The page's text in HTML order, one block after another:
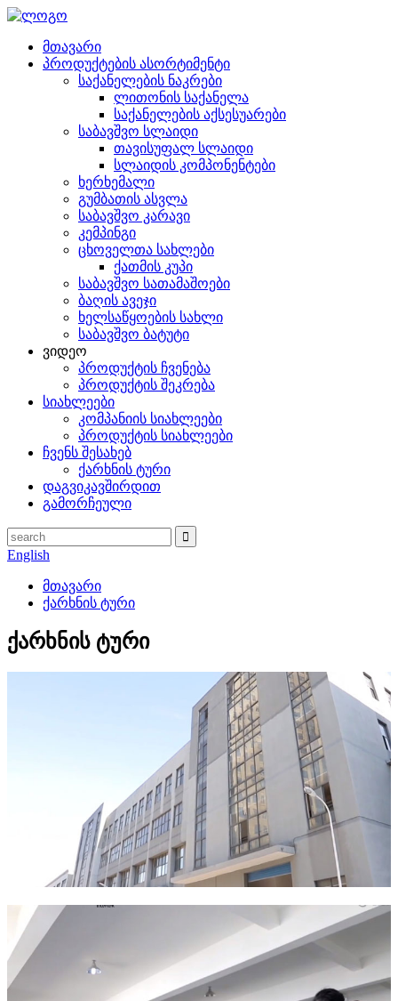
მთავარი
პროდუქტების ასორტიმენტი
საქანელების ნაკრები
ლითონის საქანელა
საქანელების აქსესუარები
საბავშვო სლაიდი
თავისუფალ სლაიდი
სლაიდის კომპონენტები
ხერხემალი
გუმბათის ასვლა
საბავშვო კარავი
კემპინგი
ცხოველთა სახლები
ქათმის კუპი
საბავშვო სათამაშოები
ბაღის ავეჯი
ხელსაწყოების სახლი
საბავშვო ბატუტი
ვიდეო
პროდუქტის ჩვენება
პროდუქტის შეკრება
სიახლეები
კომპანიის სიახლეები
პროდუქტის სიახლეები
ჩვენს შესახებ
ქარხნის ტური
დაგვიკავშირდით
გამორჩეული
English
მთავარი
ქარხნის ტური
ქარხნის ტური